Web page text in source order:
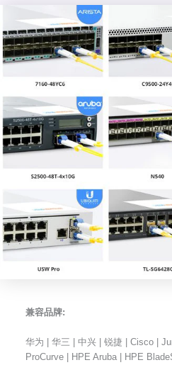
兼容品牌:
华为 | 华三 | 中兴 | 锐捷 | Cisco |
ProCurve | HPE Aruba | HPE